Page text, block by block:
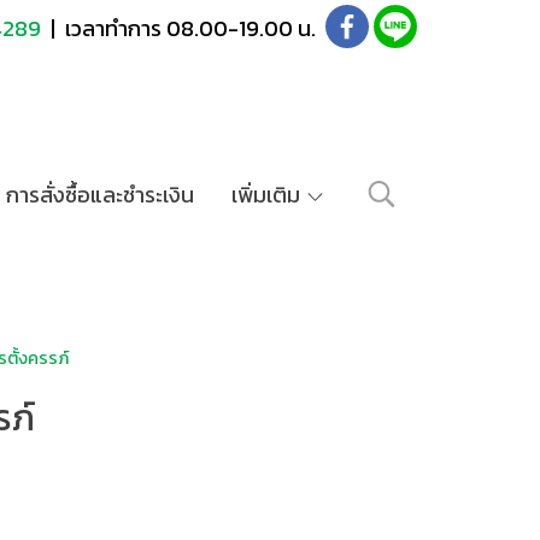
| เวลาทำการ 08.00-19.00 น.
การสั่งซื้อและชำระเงิน เพิ่มเติม
ตั้งครรภ์
ภ์